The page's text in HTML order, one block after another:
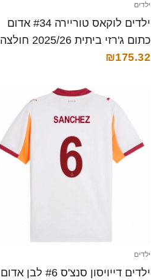
ילדים
ילדים לוקאס טוריירה #34 אדום
כתום ג'רזי ביתית 2025/26 חולצה
קצרה
₪175.32
ילדים
ילדים דייויסון סנצ'ס #6 לבן אדום